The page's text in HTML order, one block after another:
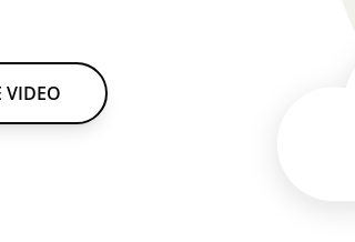
VIDEO